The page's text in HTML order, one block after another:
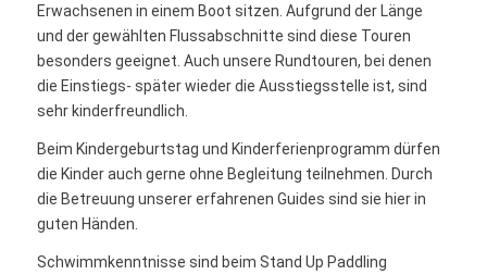
Erwachsenen in einem Boot sitzen. Aufgrund der Länge
und der gewählten Flussabschnitte sind diese Touren
besonders geeignet. Auch unsere Rundtouren, bei denen
die Einstiegs- später wieder die Ausstiegsstelle ist, sind
sehr kinderfreundlich.
Beim Kindergeburtstag und Kinderferienprogramm dürfen
die Kinder auch gerne ohne Begleitung teilnehmen. Durch
die Betreuung unserer erfahrenen Guides sind sie hier in
guten Händen.
Schwimmkenntnisse sind beim Stand Up Paddling